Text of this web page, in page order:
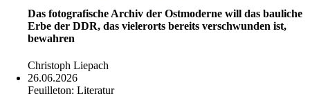
Das fotografische Archiv der Ostmoderne will das bauliche
Erbe der DDR, das vielerorts bereits verschwunden ist,
bewahren
Christoph Liepach
26.06.2026
Feuilleton: Literatur